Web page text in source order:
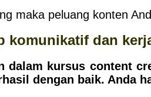
maka peluang konten
dan kerja
dalam kursus content
dengan baik. Anda